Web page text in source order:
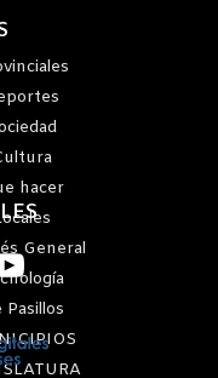
hacer
General
Pasillos